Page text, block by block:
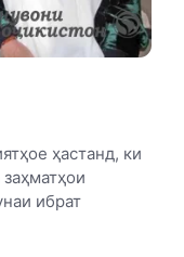
ҳастанд, ки
ибрат